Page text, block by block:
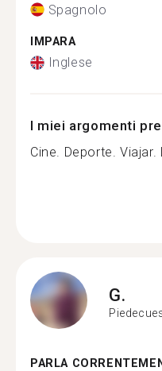
Spagnolo
IMPARA
Inglese
I miei argomenti
Cine. Deporte. Viajar.
G.
PARLA